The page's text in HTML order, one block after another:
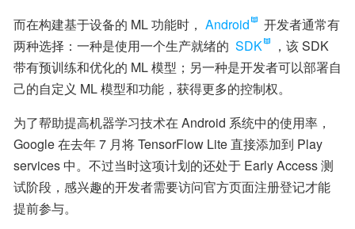
而在构建基于设备的 ML 功能时， Android
开发者通常有
两种选择：一种是使用一个生产就绪的 SDK
，该 SDK
带有预训练和优化的 ML 模型；另一种是开发者可以部署自
己的自定义 ML 模型和功能，获得更多的控制权。
为了帮助提高机器学习技术在 Android 系统中的使用率，
Google 在去年 7 月将 TensorFlow Lite 直接添加到 Play
services 中。不过当时这项计划的还处于 Early Access 测
试阶段，感兴趣的开发者需要访问官方页面注册登记才能
提前参与。